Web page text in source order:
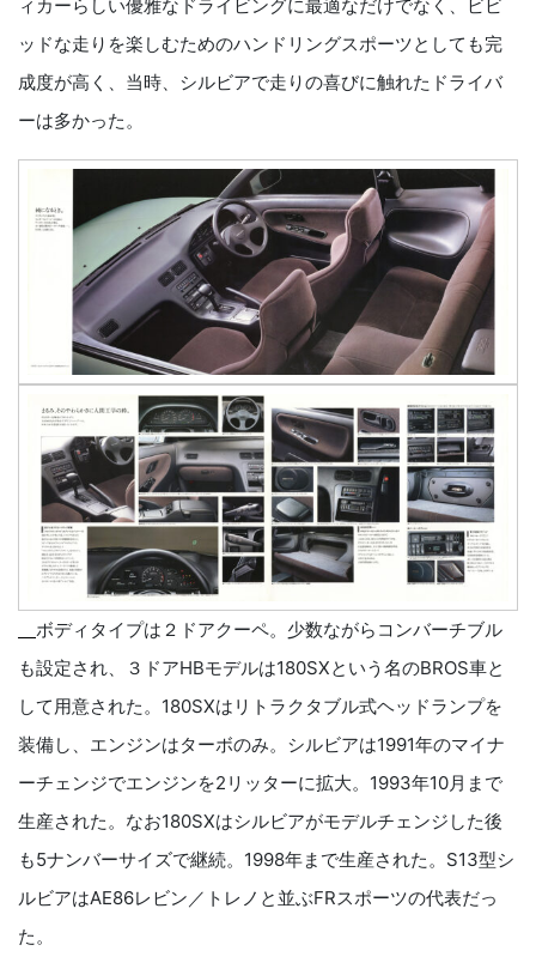
ィカーらしい優雅なドライビングに最適なだけでなく、ビビ
ッドな走りを楽しむためのハンドリングスポーツとしても完
成度が高く、当時、シルビアで走りの喜びに触れたドライバ
ーは多かった。
ボディタイプは２ドアクーペ。少数ながらコンバーチブル
も設定され、３ドアHBモデルは180SXという名のBROS車と
して用意された。180SXはリトラクタブル式ヘッドランプを
装備し、エンジンはターボのみ。シルビアは1991年のマイナ
ーチェンジでエンジンを2リッターに拡大。1993年10月まで
生産された。なお180SXはシルビアがモデルチェンジした後
も5ナンバーサイズで継続。1998年まで生産された。S13型シ
ルビアはAE86レビン／トレノと並ぶFRスポーツの代表だっ
た。